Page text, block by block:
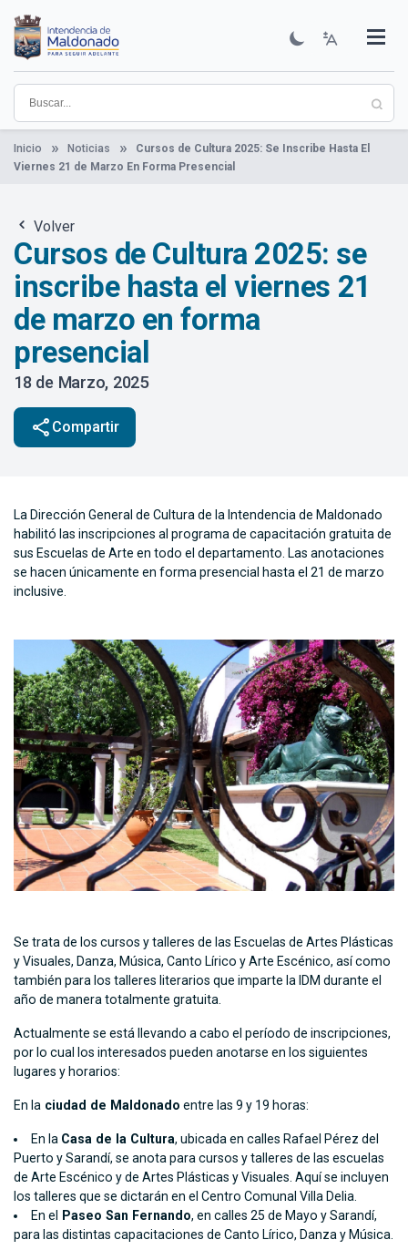
contenido
principal
Institucional
Municipios
Descubre Maldonado
Comunicación
Servicios
Guía De Trámites
Ver Noticias
Inicio Noticias
Cursos de Cultura 2025: Se Inscribe Hasta El
Viernes 21 de Marzo En Forma Presencial
Volver
Cursos de Cultura 2025: se
inscribe hasta el viernes 21
de marzo en forma
presencial
18 de Marzo, 2025
share Compartir
La Dirección General de Cultura de la Intendencia de Maldonado
habilitó las inscripciones al programa de capacitación gratuita de
sus Escuelas de Arte en todo el departamento. Las anotaciones
se hacen únicamente en forma presencial hasta el 21 de marzo
inclusive.
Se trata de los cursos y talleres de las Escuelas de Artes Plásticas
y Visuales, Danza, Música, Canto Lírico y Arte Escénico, así como
también para los talleres literarios que imparte la IDM durante el
año de manera totalmente gratuita.
Actualmente se está llevando a cabo el período de inscripciones,
por lo cual los interesados pueden anotarse en los siguientes
lugares y horarios:
En la ciudad de Maldonado entre las 9 y 19 horas:
En la Casa de la Cultura, ubicada en calles Rafael Pérez del
Puerto y Sarandí, se anota para cursos y talleres de las escuelas
de Arte Escénico y de Artes Plásticas y Visuales. Aquí se incluyen
los talleres que se dictarán en el Centro Comunal Villa Delia.
En el
Paseo San Fernando, en calles 25 de Mayo y Sarandí,
para las distintas capacitaciones de Canto Lírico, Danza y Música.